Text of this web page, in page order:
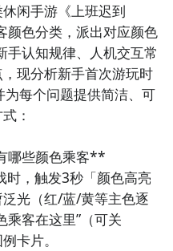
能大家对为什么强尼上
这么游戏要怎么样才能
九游客户端已经开通了
搜索“为什么强尼上班迟
了咯！
班迟到了>>>>>>
包轻松到手！
闲手游《上班迟到
颜色分类，派出对应颜色
手认知规律、人机交互常
现分析新手首次游玩时
每个问题提供简洁、可
：
哪些颜色乘客**
，触发3秒「颜色高亮
光（红/蓝/黄等主色逐
乘客在这里”（可关
卡片。